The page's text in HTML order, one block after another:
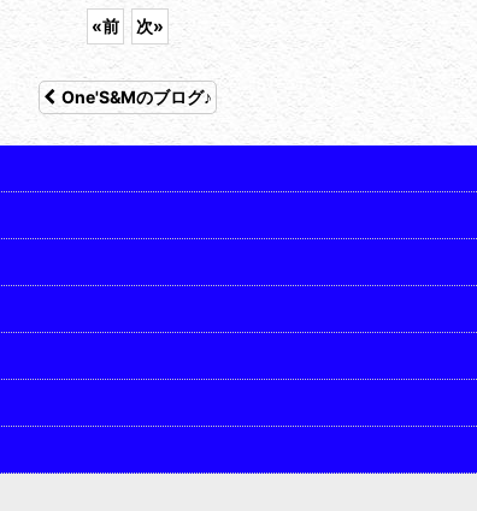
«前 次»
One'S&Mのブログ♪